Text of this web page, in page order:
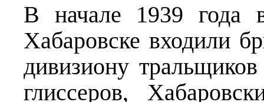
В начале 1939
Хабаровске входили
дивизиону
глиссеров,